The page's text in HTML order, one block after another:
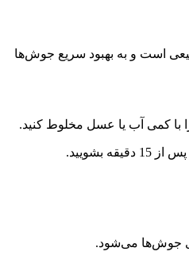
است و به بهبود سریع جوش‌ها
بشویید.
جوش‌ها می‌شود.